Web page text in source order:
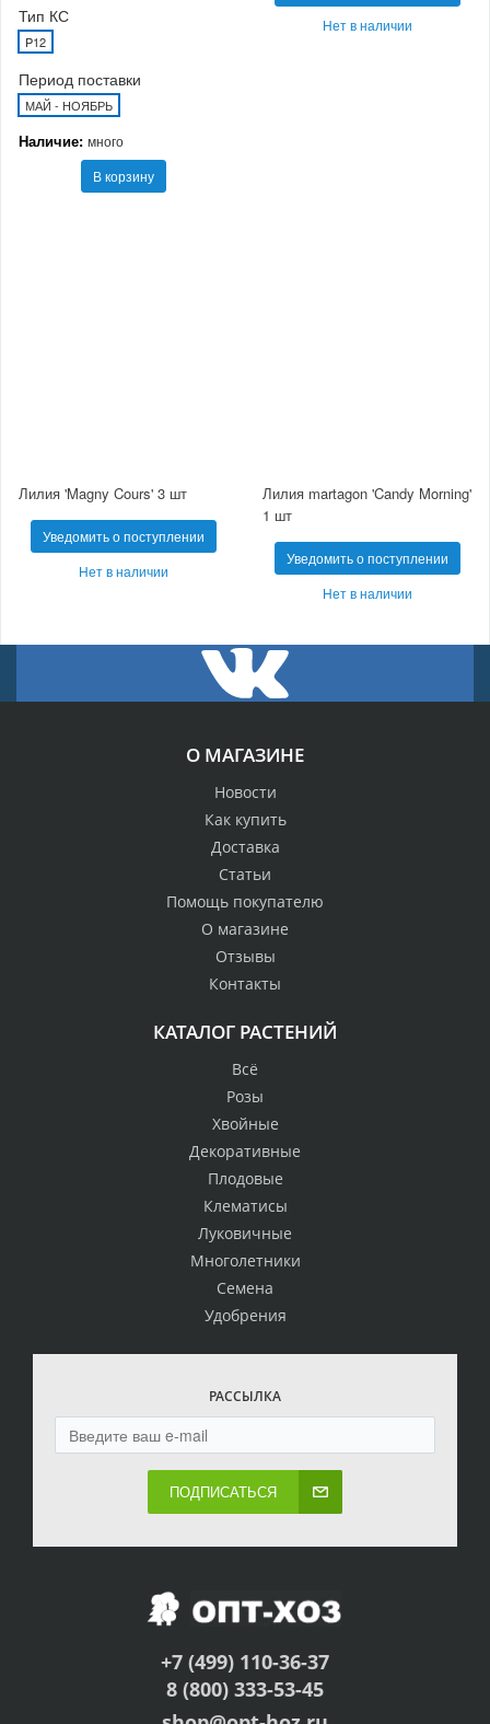
Тип КС
P12
Период поставки
МАЙ - НОЯБРЬ
Наличие: много
В корзину
Нет в наличии
Лилия 'Magny Cours' 3 шт
Уведомить о поступлении
Нет в наличии
Лилия martagon 'Candy Morning'
1 шт
Уведомить о поступлении
Нет в наличии
О МАГАЗИНЕ
Новости
Как купить
Доставка
Статьи
Помощь покупателю
О магазине
Отзывы
Контакты
КАТАЛОГ РАСТЕНИЙ
Всё
Розы
Хвойные
Декоративные
Плодовые
Клематисы
Луковичные
Многолетники
Семена
Удобрения
РАССЫЛКА
ПОДПИСАТЬСЯ
+7 (499) 110-36-37
8 (800) 333-53-45